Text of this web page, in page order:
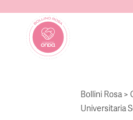
Bollini Rosa >
Universitaria